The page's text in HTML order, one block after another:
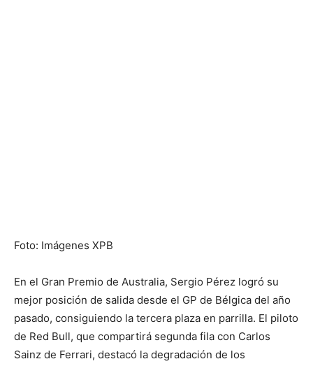
Foto: Imágenes XPB
En el Gran Premio de Australia, Sergio Pérez logró su
mejor posición de salida desde el GP de Bélgica del año
pasado, consiguiendo la tercera plaza en parrilla. El piloto
de Red Bull, que compartirá segunda fila con Carlos
Sainz de Ferrari, destacó la degradación de los